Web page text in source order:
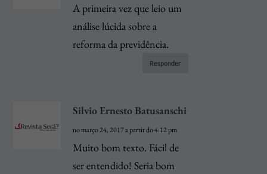
A primeira vez que leio um
análise lúcida sobre a
reforma da previdência.
Responder
Silvio Ernesto Batusanschi
no março 24, 2017 a partir do 4:12 pm
Muito bom texto. Fácil de
ser entendido! Seria bom